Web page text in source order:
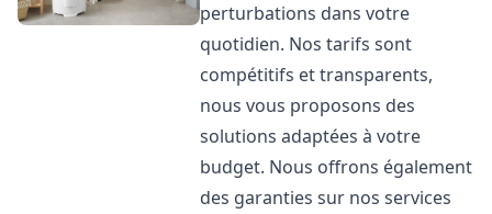
perturbations dans votre
quotidien. Nos tarifs sont
compétitifs et transparents,
nous vous proposons des
solutions adaptées à votre
budget. Nous offrons également
des garanties sur nos services